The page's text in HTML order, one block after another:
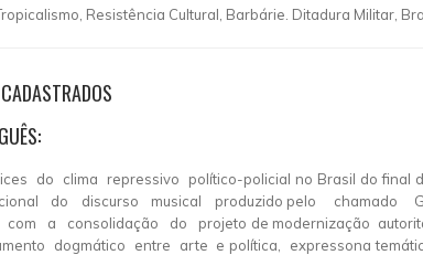
Resistência Cultural, Barbárie. Ditadura Militar,
CADASTRADOS
do clima repressivo político-policial no Brasil do final
do discurso musical produzido pelo
com a consolidação do projeto de modernização
dogmático entre arte e política, expressona